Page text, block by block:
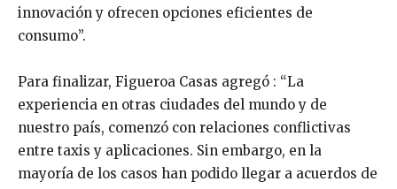
innovación y ofrecen opciones eficientes de
consumo”.
Para finalizar, Figueroa Casas agregó : “La
experiencia en otras ciudades del mundo y de
nuestro país, comenzó con relaciones conflictivas
entre taxis y aplicaciones. Sin embargo, en la
mayoría de los casos han podido llegar a acuerdos de